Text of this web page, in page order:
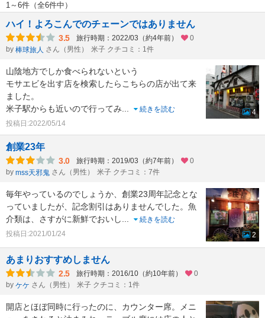
1～6件（全6件中）
ハイ！よろこんでのチェーンではありません
3.5 旅行時期：2022/03（約4年前）
0
by 棒球旅人 さん（男性） 米子 クチコミ：1件
山陰地方でしか食べられないという
モサエビを出す店を検索したらこちらの店が出て来
ました。
米子駅からも近いので行ってみ...
続きを読む
投稿日:2022/05/14
4
創業23年
3.0 旅行時期：2019/03（約7年前）
0
by mss天邪鬼 さん（男性） 米子 クチコミ：7件
毎年やっているのでしょうか、創業23周年記念とな
っていましたが、記念割引はありませんでした。魚
介類は、さすがに新鮮でおいし...
続きを読む
投稿日:2021/01/24
2
あまりおすすめしません
2.5 旅行時期：2016/10（約10年前）
0
by ケケ さん（男性） 米子 クチコミ：1件
開店とほぼ同時に行ったのに、カウンター席。メニ